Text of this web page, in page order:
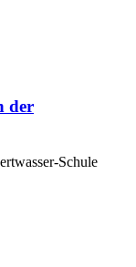
der
Schule